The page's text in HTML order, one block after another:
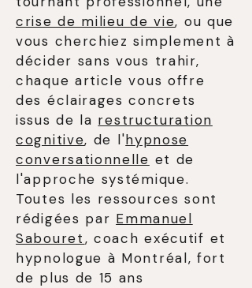
crise de milieu de vie, ou que
vous cherchiez simplement à
décider sans vous trahir,
chaque article vous offre
des éclairages concrets
issus de la restructuration
cognitive, de l'hypnose
conversationnelle et de
l'approche systémique.
Toutes les ressources sont
rédigées par Emmanuel
Sabouret, coach exécutif et
hypnologue à Montréal, fort
de plus de 15 ans